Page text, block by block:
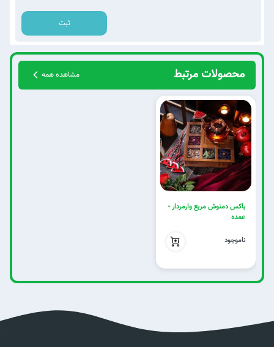
ثبت
محصولات مرتبط مشاهده همه
باکس دمنوش مربع وارمردار -
عمده
ناموجود